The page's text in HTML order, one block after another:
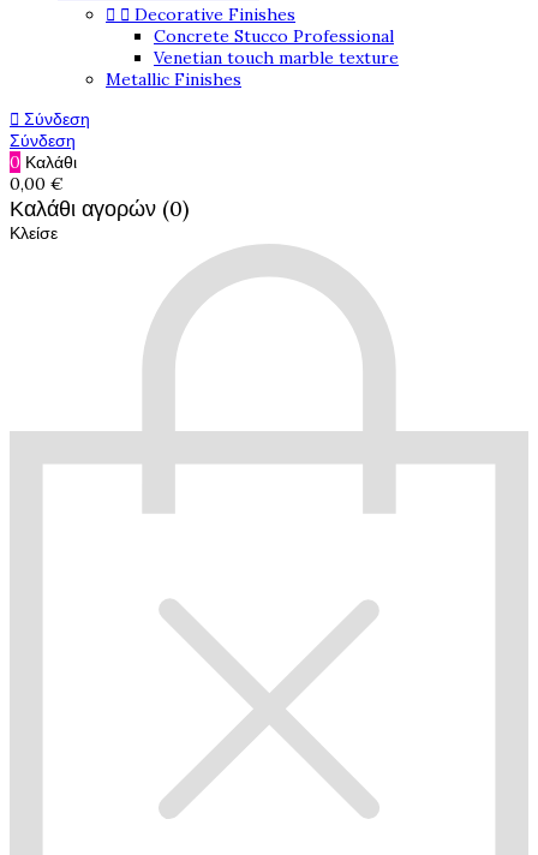
  Decorative Finishes
Concrete Stucco Professional
Venetian touch marble texture
Metallic Finishes
 Σύνδεση
Σύνδεση
0 Καλάθι
0,00 €
Καλάθι αγορών (0)
Κλείσε